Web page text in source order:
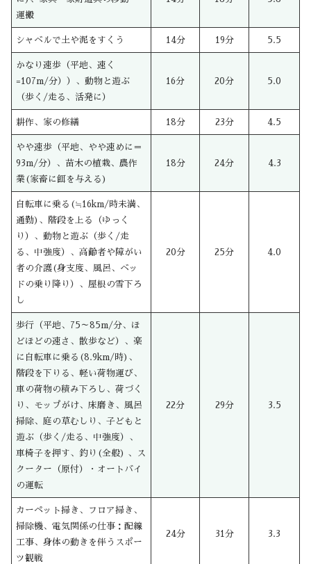
運搬
シャベルで土や泥をすくう 14分 19分 5.5
かなり速歩（平地、速く
=107m/分））、動物と遊ぶ
（歩く/走る、活発に）
16分 20分 5.0
耕作、家の修繕 18分 23分 4.5
やや速歩（平地、やや速めに＝
93m/分）、苗木の植栽、農作
業(家畜に餌を与える)
18分 24分 4.3
自転車に乗る(≒16km/時未満、
通勤)、階段を上る（ゆっく
り）、動物と遊ぶ（歩く/走
る、中強度）、高齢者や障がい
者の介護(身支度、風呂、ベッ
ドの乗り降り）、屋根の雪下ろ
し
20分 25分 4.0
歩行（平地、75～85m/分、ほ
どほどの速さ、散歩など）、楽
に自転車に乗る(8.9km/時)、
階段を下りる、軽い荷物運び、
車の荷物の積み下ろし、荷づく
り、モップがけ、床磨き、風呂
掃除、庭の草むしり、子どもと
遊ぶ（歩く/走る、中強度）、
車椅子を押す、釣り(全般) 、ス
クーター（原付）・オートバイ
の運転
22分 29分 3.5
カーペット掃き、フロア掃き、
掃除機、電気関係の仕事：配線
工事、身体の動きを伴うスポー
ツ観戦
24分 31分 3.3